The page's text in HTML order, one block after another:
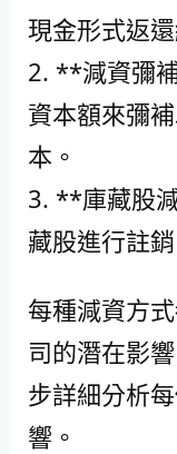
現金形式返
2. **減資彌
資本額來彌
本。
3. **庫藏股
藏股進行註
每種減資方
司的潛在影
步詳細分析
響。